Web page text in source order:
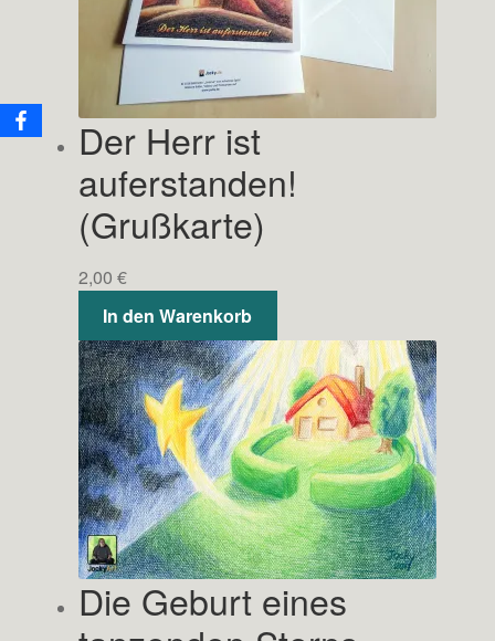
Der Herr ist
auferstanden!
(Grußkarte)
2,00 €
In den Warenkorb
Die Geburt eines